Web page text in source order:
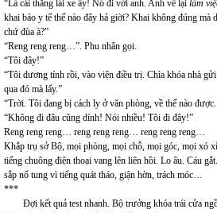
“Là cái thằng lái xe ấy! Nó đi với anh. Anh về lại làm
khai báo y tế thế nào đây hả giời? Khai không đúng mà
chứ đùa à?”
“Reng reng reng…”. Phu nhân gọi.
“Tôi đây!”
“Tôi dương tính rồi, vào viện điều trị. Chìa khóa nhà
qua đó mà lấy.”
“Trời. Tôi đang bị cách ly ở văn phòng, về thế nào
“Không đi đâu cũng dính! Nói nhiều! Tôi đi đây!”
Reng reng reng… reng reng reng… reng reng reng…
Khắp trụ sở Bộ, mọi phòng, mọi chỗ, mọi góc, mọi xó
tiếng chuông điện thoại vang lên liên hồi. Lo âu. Cáu
sắp nổ tung vì tiếng quát tháo, giận hờn, trách móc…
***
Đợi kết quả test nhanh. Bộ trưởng khóa trái cửa